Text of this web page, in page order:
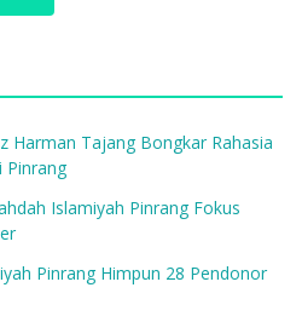
Harman Tajang Bongkar Rahasia
Pinrang
Islamiyah Pinrang Fokus
Pinrang Himpun 28 Pendonor